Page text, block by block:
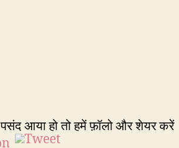
पसंद आया हो तो हमें फ़ॉलो और शेयर करें